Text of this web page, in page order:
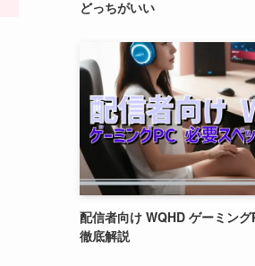
どっちがいい
配信者向け WQHD ゲーミン
徹底解説